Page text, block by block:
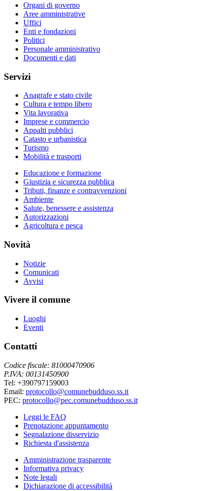
Organi di governo
Aree amministrative
Uffici
Enti e fondazioni
Politici
Personale amministrativo
Documenti e dati
Servizi
Anagrafe e stato civile
Cultura e tempo libero
Vita lavorativa
Imprese e commercio
Appalti pubblici
Catasto e urbanistica
Turismo
Mobilità e trasporti
Educazione e formazione
Giustizia e sicurezza pubblica
Tributi, finanze e contravvenzioni
Ambiente
Salute, benessere e assistenza
Autorizzazioni
Agricoltura e pesca
Novità
Notizie
Comunicati
Avvisi
Vivere il comune
Luoghi
Eventi
Contatti
Codice fiscale: 81000470906
P.IVA: 00131450900
Tel: +390797159003
Email: protocollo@comunebudduso.ss.it
PEC: protocollo@pec.comunebudduso.ss.it
Leggi le FAQ
Prenotazione appuntamento
Segnalazione disservizio
Richiesta d'assistenza
Amministrazione trasparente
Informativa privacy
Note legali
Dichiarazione di accessibilità